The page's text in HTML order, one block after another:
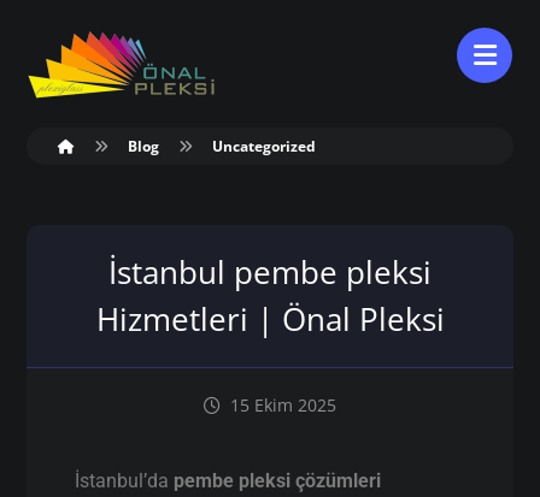
Blog Uncategorized
İstanbul pembe pleksi
Hizmetleri | Önal Pleksi
15 Ekim 2025
İstanbul’da pembe pleksi çözümleri